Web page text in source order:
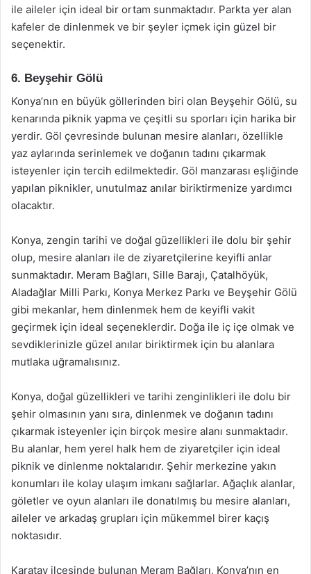
ile aileler için ideal bir ortam sunmaktadır. Parkta yer alan
kafeler de dinlenmek ve bir şeyler içmek için güzel bir
seçenektir.
6. Beyşehir Gölü
Konya’nın en büyük göllerinden biri olan Beyşehir Gölü, su
kenarında piknik yapma ve çeşitli su sporları için harika bir
yerdir. Göl çevresinde bulunan mesire alanları, özellikle
yaz aylarında serinlemek ve doğanın tadını çıkarmak
isteyenler için tercih edilmektedir. Göl manzarası eşliğinde
yapılan piknikler, unutulmaz anılar biriktirmenize yardımcı
olacaktır.
Konya, zengin tarihi ve doğal güzellikleri ile dolu bir şehir
olup, mesire alanları ile de ziyaretçilerine keyifli anlar
sunmaktadır. Meram Bağları, Sille Barajı, Çatalhöyük,
Aladağlar Milli Parkı, Konya Merkez Parkı ve Beyşehir Gölü
gibi mekanlar, hem dinlenmek hem de keyifli vakit
geçirmek için ideal seçeneklerdir. Doğa ile iç içe olmak ve
sevdiklerinizle güzel anılar biriktirmek için bu alanlara
mutlaka uğramalısınız.
Konya, doğal güzellikleri ve tarihi zenginlikleri ile dolu bir
şehir olmasının yanı sıra, dinlenmek ve doğanın tadını
çıkarmak isteyenler için birçok mesire alanı sunmaktadır.
Bu alanlar, hem yerel halk hem de ziyaretçiler için ideal
piknik ve dinlenme noktalarıdır. Şehir merkezine yakın
konumları ile kolay ulaşım imkanı sağlarlar. Ağaçlık alanlar,
göletler ve oyun alanları ile donatılmış bu mesire alanları,
aileler ve arkadaş grupları için mükemmel birer kaçış
noktasıdır.
Karatay ilçesinde bulunan Meram Bağları, Konya’nın en